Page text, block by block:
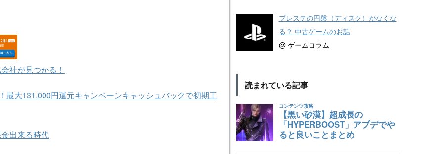
社が見つかる！
最大131,000円還元キャンペーンキャッシュバックで初期工
出来る時代
プレステの円盤（ディスク）がなくな
る？ 中古ゲームのお話
@ ゲームコラム
読まれている記事